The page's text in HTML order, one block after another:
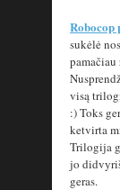
Robocop
sukėlė
visą
:) Toks
ketvirta
Trilogija
jo
geras.